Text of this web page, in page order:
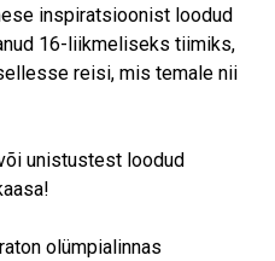
inspiratsioonist loodud
16-liikmeliseks tiimiks,
reisi, mis temale nii
unistustest loodud
olümpialinnas